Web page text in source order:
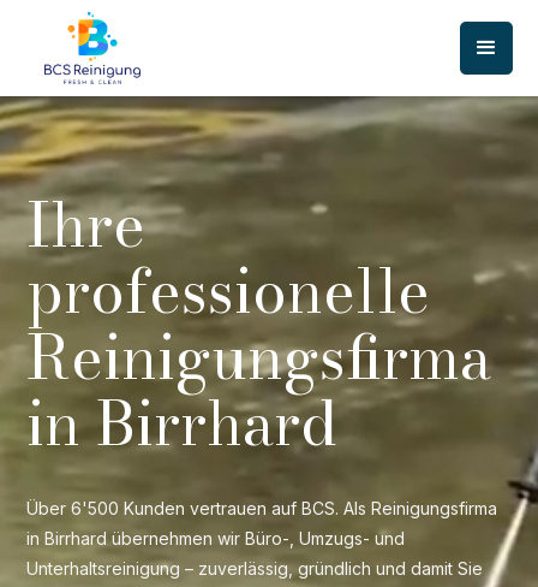
Ihre
professionelle
Reinigungsfirma
in Birrhard
Über 6'500 Kunden vertrauen auf BCS. Als Reinigungsfirma
in Birrhard übernehmen wir Büro-, Umzugs- und
Unterhaltsreinigung – zuverlässig, gründlich und damit Sie